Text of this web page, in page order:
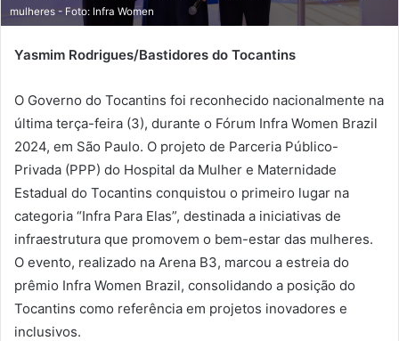
mulheres - Foto: Infra Women
Yasmim Rodrigues/Bastidores do Tocantins
O Governo do Tocantins foi reconhecido nacionalmente na
última terça-feira (3), durante o Fórum Infra Women Brazil
2024, em São Paulo. O projeto de Parceria Público-
Privada (PPP) do Hospital da Mulher e Maternidade
Estadual do Tocantins conquistou o primeiro lugar na
categoria “Infra Para Elas”, destinada a iniciativas de
infraestrutura que promovem o bem-estar das mulheres.
O evento, realizado na Arena B3, marcou a estreia do
prêmio Infra Women Brazil, consolidando a posição do
Tocantins como referência em projetos inovadores e
inclusivos.